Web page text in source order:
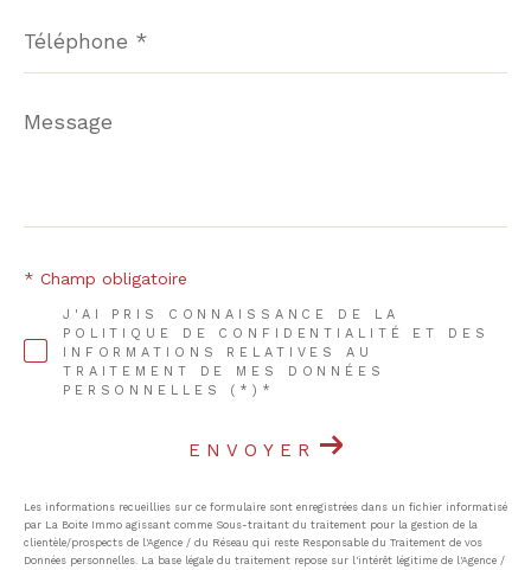
*
Message
*
J'AI PRIS CONNAISSANCE DE LA
POLITIQUE DE CONFIDENTIALITÉ ET DES
INFORMATIONS RELATIVES AU
TRAITEMENT DE MES DONNÉES
PERSONNELLES (*)*
* Champ obligatoire
ENVOYER
Les informations recueillies sur ce formulaire sont enregistrées dans un fichier informatisé
par La Boite Immo agissant comme Sous-traitant du traitement pour la gestion de la
clientèle/prospects de l'Agence / du Réseau qui reste Responsable du Traitement de vos
Données personnelles. La base légale du traitement repose sur l'intérêt légitime de l'Agence /